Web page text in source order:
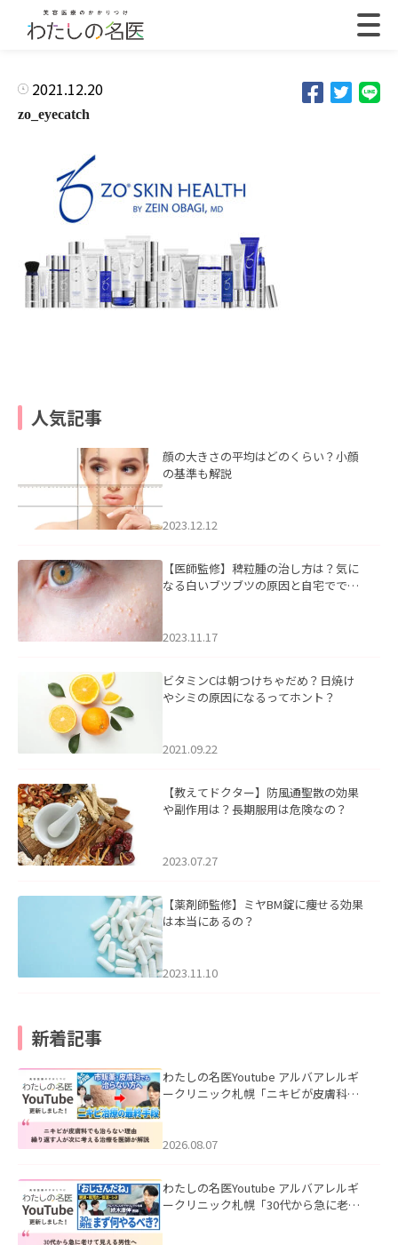
2021.12.20
zo_eyecatch
人気記事
顔の大きさの平均はどのくらい？小顔
の基準も解説
2023.12.12
【医師監修】稗粒腫の治し方は？気に
なる白いブツブツの原因と自宅ででき
2023.11.17
ビタミンCは朝つけちゃだめ？日焼け
やシミの原因になるってホント？
2021.09.22
【教えてドクター】防風通聖散の効果
や副作用は？長期服用は危険なの？
2023.07.27
【薬剤師監修】ミヤBM錠に痩せる効果
は本当にあるの？
2023.11.10
新着記事
わたしの名医Youtube アルバアレルギ
ークリニック札幌「ニキビが皮膚科で
ました。
2026.08.07
わたしの名医Youtube アルバアレルギ
ークリニック札幌「30代から急に老け